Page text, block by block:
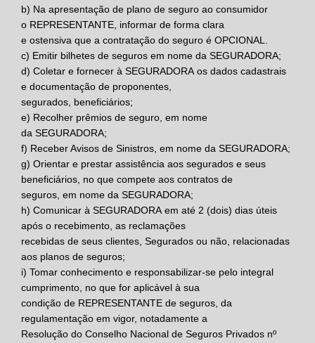
b) Na apresentação de plano de seguro ao consumidor
o REPRESENTANTE, informar de forma clara
e ostensiva que a contratação do seguro é OPCIONAL.
c) Emitir bilhetes de seguros em nome da SEGURADORA;
d) Coletar e fornecer à SEGURADORA os dados cadastrais
e documentação de proponentes,
segurados, beneficiários;
e) Recolher prêmios de seguro, em nome
da SEGURADORA;
f) Receber Avisos de Sinistros, em nome da SEGURADORA;
g) Orientar e prestar assistência aos segurados e seus
beneficiários, no que compete aos contratos de
seguros, em nome da SEGURADORA;
h) Comunicar à SEGURADORA em até 2 (dois) dias úteis
após o recebimento, as reclamações
recebidas de seus clientes, Segurados ou não, relacionadas
aos planos de seguros;
i) Tomar conhecimento e responsabilizar-se pelo integral
cumprimento, no que for aplicável à sua
condição de REPRESENTANTE de seguros, da
regulamentação em vigor, notadamente a
Resolução do Conselho Nacional de Seguros Privados nº